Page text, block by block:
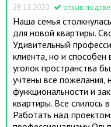
28.12.2020 отзыв
Наша семья
для новой квартиры.
Удивительный
клиента, но и
уголок пространства
учтены все пожелания,
функциональности и
квартиры. Все слилось
Работать над